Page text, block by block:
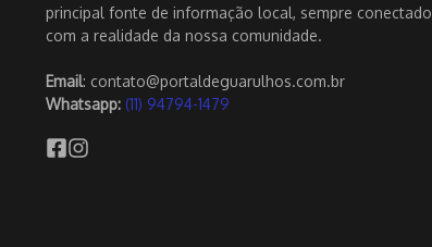
principal fonte de informação local, sempre conectado
com a realidade da nossa comunidade.
Email: contato@portaldeguarulhos.com.br
Whatsapp: (11) 94794-1479